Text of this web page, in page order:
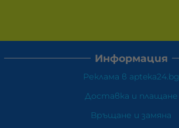
Информация
Реклама в apteka24.bg
Доставка и плащане
Връщане и замяна